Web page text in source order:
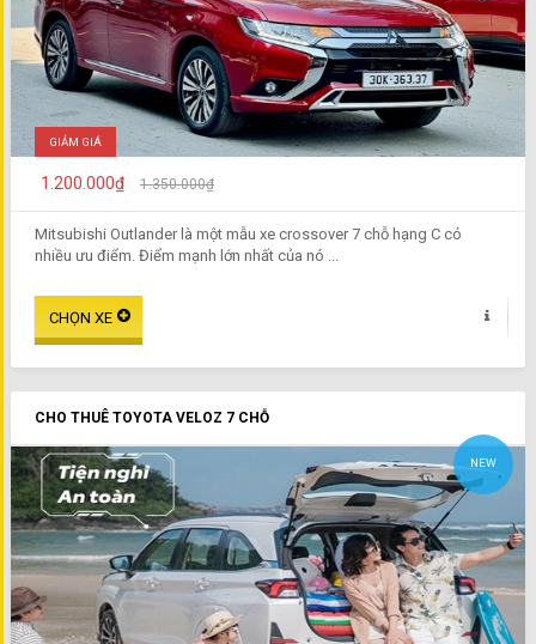
GIẢM GIÁ
1.200.000₫ 1.350.000₫
Mitsubishi Outlander là một mẫu xe crossover 7 chỗ hạng C có
nhiều ưu điểm. Điểm mạnh lớn nhất của nó ...
CHO THUÊ TOYOTA VELOZ 7 CHỖ
NEW